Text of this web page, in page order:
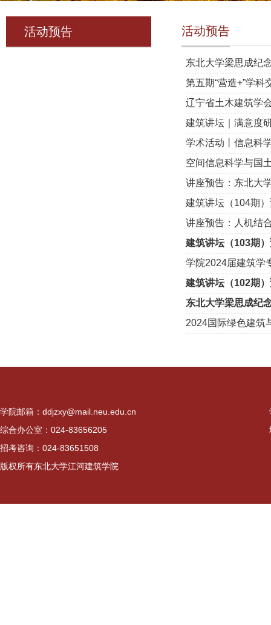
活动预告 活动预告
东北大学梁思成纪
第五期“营造+”学科
辽宁省土木建筑学
建筑讲坛｜满意度
学术活动丨信息科
空间信息科学与国
讲座预告：东北大
建筑讲坛（104期
讲座预告：人机结
建筑讲坛（103期
学院2024届建筑学
建筑讲坛（102期
东北大学梁思成纪
2024国际绿色建筑
学院邮箱：ddjzxy@mail.neu.edu.cn
综合办公室：024-83656205
招考咨询：024-83651508
版权所有东北大学江河建筑学院